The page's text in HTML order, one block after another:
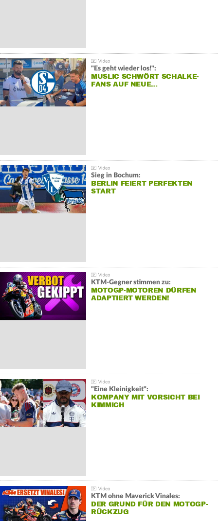
"Es geht wieder los!":
MUSLIC SCHWÖRT SCHALKE-
FANS AUF NEUE…
Sieg in Bochum:
BERLIN FEIERT PERFEKTEN
START
KTM-Gegner stimmen zu:
MOTOGP-MOTOREN DÜRFEN
ADAPTIERT WERDEN!
"Eine Kleinigkeit":
KOMPANY MIT VORSICHT BEI
KIMMICH
KTM ohne Maverick Vinales:
DER GRUND FÜR DEN MOTOGP-
RÜCKZUG